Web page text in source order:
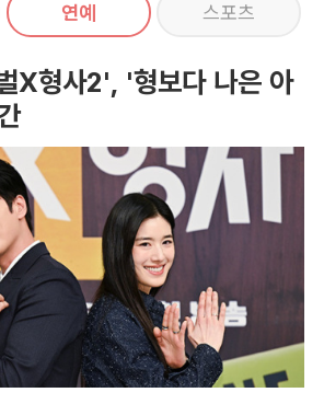
연예 스포츠
X형사2', '형보다 나은 아